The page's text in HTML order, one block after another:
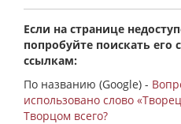
Если на странице
попробуйте поискать его
ссылкам:
По названию (Google) -
использовано слово
Творцом всего?